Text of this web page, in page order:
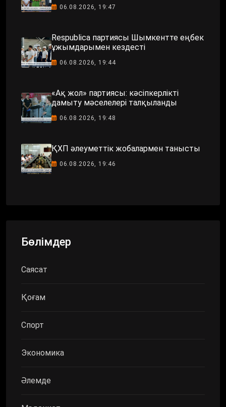
06.08.2026, 19:47
Respublica партиясы Шымкентте еңбек
ұжымдарымен кездесті
06.08.2026, 19:44
«Ақ жол» партиясы: кәсіпкерлікті
дамыту мәселелері талқыланды
06.08.2026, 19:48
ҚХП әлеуметтік жобалармен танысты
06.08.2026, 19:46
Бөлімдер
Саясат
Қоғам
Спорт
Экономика
Әлемде